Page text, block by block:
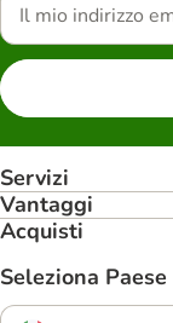
Servizi
Vantaggi
Acquisti
Seleziona Paese